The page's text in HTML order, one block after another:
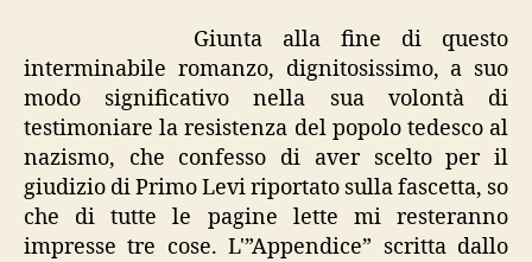
Giunta alla fine di questo
interminabile romanzo, dignitosissimo, a suo
modo significativo nella sua volontà di
testimoniare la resistenza del popolo tedesco al
nazismo, che confesso di aver scelto per il
giudizio di Primo Levi riportato sulla fascetta, so
che di tutte le pagine lette mi resteranno
impresse tre cose. L'”Appendice” scritta dallo